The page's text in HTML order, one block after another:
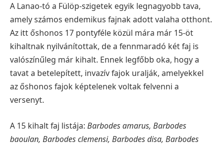
A Lanao-tó a Fülöp-szigetek egyik legnagyobb tava,
amely számos endemikus fajnak adott valaha otthont.
Az itt őshonos 17 pontyféle közül mára már 15-öt
kihaltnak nyilvánítottak, de a fennmaradó két faj is
valószínűleg már kihalt. Ennek legfőbb oka, hogy a
tavat a betelepített, invazív fajok uralják, amelyekkel
az őshonos fajok képtelenek voltak felvenni a
versenyt.
A 15 kihalt faj listája: Barbodes amarus, Barbodes
baoulan, Barbodes clemensi, Barbodes disa, Barbodes